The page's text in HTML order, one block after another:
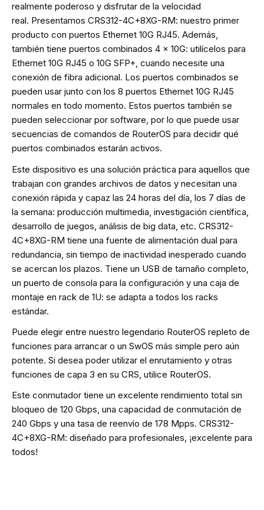
realmente poderoso y disfrutar de la velocidad
real. Presentamos CRS312-4C+8XG-RM: nuestro primer
producto con puertos Ethernet 10G RJ45. Además,
también tiene puertos combinados 4 x 10G: utilícelos para
Ethernet 10G RJ45 o 10G SFP+, cuando necesite una
conexión de fibra adicional. Los puertos combinados se
pueden usar junto con los 8 puertos Ethernet 10G RJ45
normales en todo momento. Estos puertos también se
pueden seleccionar por software, por lo que puede usar
secuencias de comandos de RouterOS para decidir qué
puertos combinados estarán activos.
Este dispositivo es una solución práctica para aquellos que
trabajan con grandes archivos de datos y necesitan una
conexión rápida y capaz las 24 horas del día, los 7 días de
la semana: producción multimedia, investigación científica,
desarrollo de juegos, análisis de big data, etc. CRS312-
4C+8XG-RM tiene una fuente de alimentación dual para
redundancia, sin tiempo de inactividad inesperado cuando
se acercan los plazos. Tiene un USB de tamaño completo,
un puerto de consola para la configuración y una caja de
montaje en rack de 1U: se adapta a todos los racks
estándar.
Puede elegir entre nuestro legendario RouterOS repleto de
funciones para arrancar o un SwOS más simple pero aún
potente. Si desea poder utilizar el enrutamiento y otras
funciones de capa 3 en su CRS, utilice RouterOS.
Este conmutador tiene un excelente rendimiento total sin
bloqueo de 120 Gbps, una capacidad de conmutación de
240 Gbps y una tasa de reenvío de 178 Mpps. CRS312-
4C+8XG-RM: diseñado para profesionales, ¡excelente para
todos!